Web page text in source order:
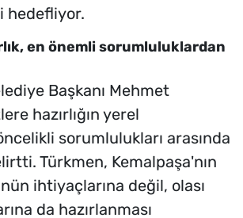
hedefliyor.
en önemli sorumluluklardan
Başkanı Mehmet
hazırlığın yerel
sorumlulukları arasında
Türkmen, Kemalpaşa'nın
ihtiyaçlarına değil, olası
da hazırlanması